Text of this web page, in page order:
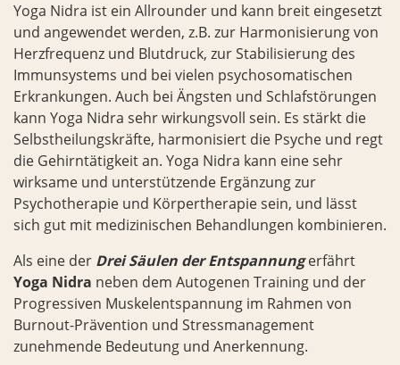
Yoga Nidra ist ein Allrounder und kann breit eingesetzt
und angewendet werden, z.B. zur Harmonisierung von
Herzfrequenz und Blutdruck, zur Stabilisierung des
Immunsystems und bei vielen psychosomatischen
Erkrankungen. Auch bei Ängsten und Schlafstörungen
kann Yoga Nidra sehr wirkungsvoll sein. Es stärkt die
Selbstheilungskräfte, harmonisiert die Psyche und regt
die Gehirntätigkeit an. Yoga Nidra kann eine sehr
wirksame und unterstützende Ergänzung zur
Psychotherapie und Körpertherapie sein, und lässt
sich gut mit medizinischen Behandlungen kombinieren.
Als eine der Drei Säulen der Entspannungerfährt
Yoga Nidra neben dem Autogenen Training und der
Progressiven Muskelentspannung im Rahmen von
Burnout-Prävention und Stressmanagement
zunehmende Bedeutung und Anerkennung.